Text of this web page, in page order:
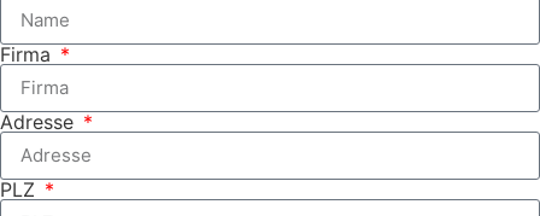
Firma
Adresse
PLZ